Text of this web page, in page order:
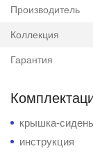
Производитель
Коллекция
Гарантия
крышка-
инструкция